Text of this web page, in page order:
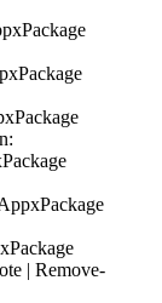
| Remove-